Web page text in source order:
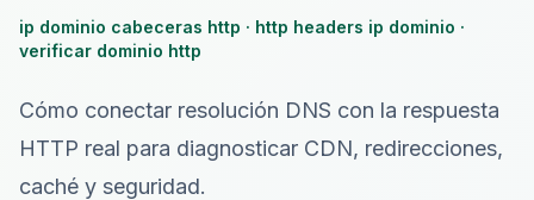
ip dominio cabeceras http · http headers ip dominio ·
verificar dominio http
Cómo conectar resolución DNS con la respuesta
HTTP real para diagnosticar CDN, redirecciones,
caché y seguridad.